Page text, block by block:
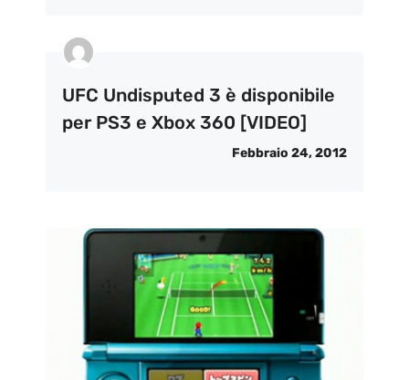
UFC Undisputed 3 è disponibile
per PS3 e Xbox 360 [VIDEO]
Febbraio 24, 2012